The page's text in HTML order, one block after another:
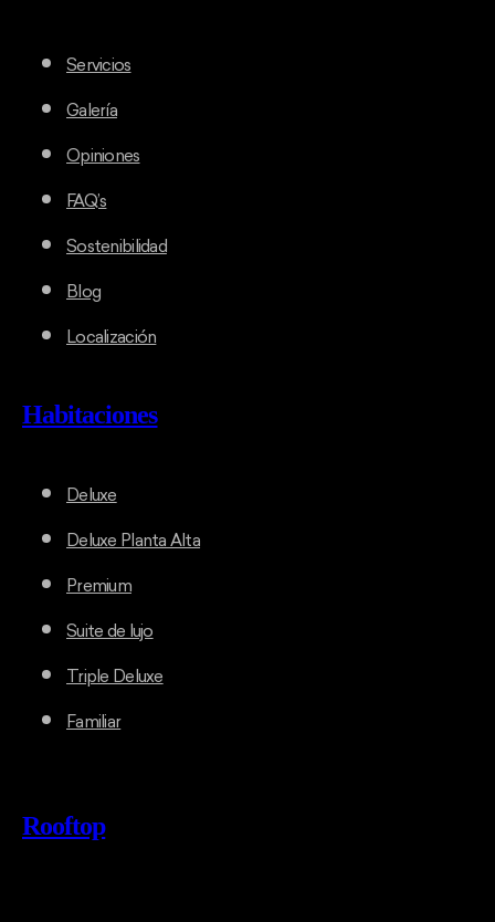
Servicios
Galería
Opiniones
FAQ’s
Sostenibilidad
Blog
Localización
Habitaciones
Deluxe
Deluxe Planta Alta
Premium
Suite de lujo
Triple Deluxe
Familiar
Rooftop